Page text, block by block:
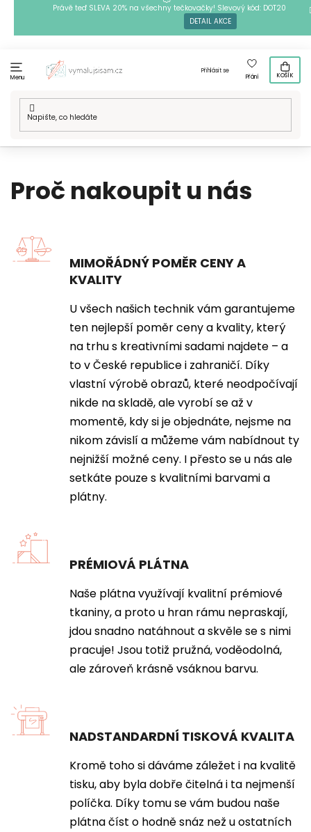
Právě teď SLEVA 20% na všechny tečkovačky! Slevový kód: DOT20
DETAIL AKCE
Menu
Přihlásit se
Přání
KOŠÍK
Domů
/ Proč nakoupit u nás
Proč nakoupit u nás
MIMOŘÁDNÝ POMĚR CENY A
KVALITY
U všech našich technik vám garantujeme
ten nejlepší poměr ceny a kvality, který
na trhu s kreativními sadami najdete – a
to v České republice i zahraničí. Díky
vlastní výrobě obrazů, které neodpočívají
nikde na skladě, ale vyrobí se až v
momentě, kdy si je objednáte, nejsme na
nikom závislí a můžeme vám nabídnout ty
nejnižší možné ceny. I přesto se u nás ale
setkáte pouze s kvalitními barvami a
plátny.
PRÉMIOVÁ PLÁTNA
Naše plátna využívají kvalitní prémiové
tkaniny, a proto u hran rámu nepraskají,
jdou snadno natáhnout a skvěle se s nimi
pracuje! Jsou totiž pružná, voděodolná,
ale zároveň krásně vsáknou barvu.
NADSTANDARDNÍ TISKOVÁ KVALITA
Kromě toho si dáváme záležet i na kvalitě
tisku, aby byla dobře čitelná i ta nejmenší
políčka. Díky tomu se vám budou naše
plátna číst o hodně snáz než u ostatních